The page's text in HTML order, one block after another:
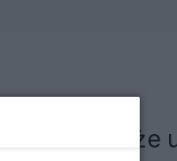
Mazurka, że